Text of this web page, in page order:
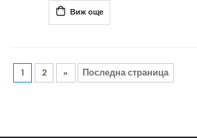
Виж още
1 2 » Последна страница